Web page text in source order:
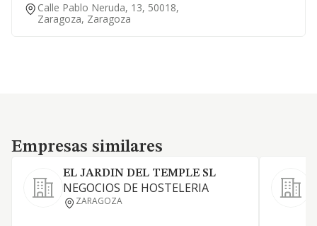
Calle Pablo Neruda, 13, 50018,
Zaragoza, Zaragoza
Empresas similares
Empresas similares
EL JARDIN DEL TEMPLE SL
NEGOCIOS DE HOSTELERIA
ZARAGOZA